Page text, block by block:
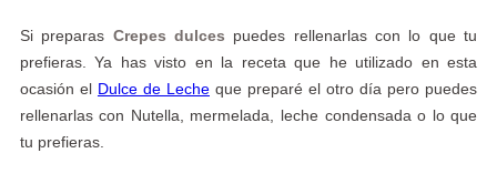
Si preparas Crepes dulces puedes rellenarlas con lo que tu
prefieras. Ya has visto en la receta que he utilizado en esta
ocasión el Dulce de Leche que preparé el otro día pero puedes
rellenarlas con Nutella, mermelada, leche condensada o lo que
tu prefieras.